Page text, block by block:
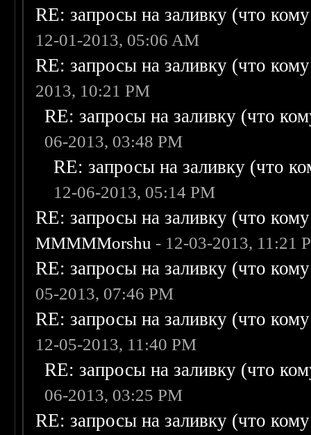
RE: запросы на заливку (что
12-01-2013, 05:06 AM
RE: запросы на заливку (что
2013, 10:21 PM
RE: запросы на заливку (что
06-2013, 03:48 PM
RE: запросы на заливку (что
12-06-2013, 05:14 PM
RE: запросы на заливку (что
MMMMMorshu - 12-03-2013, 11:21
RE: запросы на заливку (что
05-2013, 07:46 PM
RE: запросы на заливку (что
12-05-2013, 11:40 PM
RE: запросы на заливку (что
06-2013, 03:25 PM
RE: запросы на заливку (что